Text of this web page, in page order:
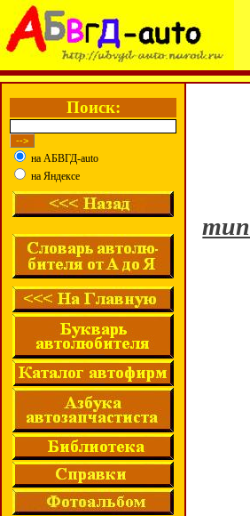
Поиск:
на АБВГД-auto
на Яндексе
тип